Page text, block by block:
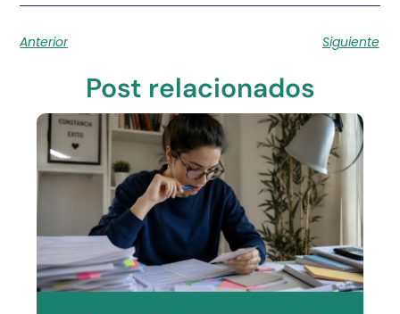
Anterior Siguiente
Post relacionados